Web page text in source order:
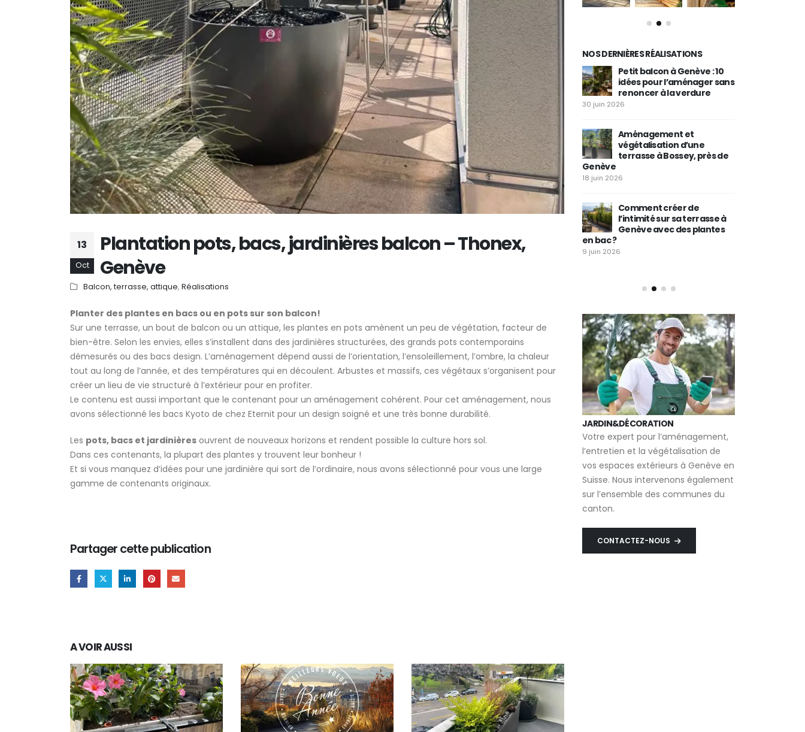
13
Oct
Plantation pots, bacs, jardinières balcon – Thonex,
Genève
Balcon, terrasse, attique, Réalisations
Planter des plantes en bacs ou en pots sur son balcon!
Sur une terrasse, un bout de balcon ou un attique, les plantes en pots amènent un peu de végétation, facteur de
bien-être. Selon les envies, elles s’installent dans des jardinières structurées, des grands pots contemporains
démesurés ou des bacs design. L’aménagement dépend aussi de l’orientation, l’ensoleillement, l’ombre, la chaleur
tout au long de l’année, et des températures qui en découlent. Arbustes et massifs, ces végétaux s’organisent pour
créer un lieu de vie structuré à l’extérieur pour en profiter.
Le contenu est aussi important que le contenant pour un aménagement cohérent. Pour cet aménagement, nous
avons sélectionné les bacs Kyoto de chez Eternit pour un design soigné et une très bonne durabilité.
Les pots, bacs et jardinières ouvrent de nouveaux horizons et rendent possible la culture hors sol.
Dans ces contenants, la plupart des plantes y trouvent leur bonheur !
Et si vous manquez d’idées pour une jardinière qui sort de l’ordinaire, nous avons sélectionné pour vous une large
gamme de contenants originaux.
Partager cette publication
A VOIR AUSSI
NOS DERNIÈRES RÉALISATIONS
Plantation d’un platane sur
tige à Jussy :
aménagement et
entretien de jardin à Genève
29 mai 2026
Comment aménager un
balcon ou une terrasse à
Genève pour en profiter
toute l’année ?
20 mai 2026
favoriser la biodiversité en
ville à Genève ?
14 mai 2026
Terrasse et petit balcon en
ville : comment optimiser
chaque mètre carré ?
25ème fête des plantes et
de la nature à Vétraz-
Monthoux: 09 et 10 Mai 2026
27 avril 2026
J&D conseils – Quelles
plantes choisir en bac pour
15 avril 2026
Arrosage du jardin à
Genève : les bons gestes en
période de sécheresse
4 août 2026
Balcon desséché après les
vacances : comment
sauver ses plantes à
Genève ?
24 juillet 2026
aux plantes
8 juillet 2026
Petit balcon à Genève : 10
idées pour l’aménager sans
renoncer à la verdure
30 juin 2026
Aménagement et
végétalisation d’une
terrasse à Bossey, près de
Genève
18 juin 2026
Comment créer de
l’intimité sur sa terrasse à
Genève avec des plantes
en bac ?
9 juin 2026
JARDIN&DÉCORATION
Votre expert pour l’aménagement,
l’entretien et la végétalisation de
vos espaces extérieurs à Genève en
Suisse. Nous intervenons également
sur l’ensemble des communes du
canton.
CONTACTEZ-NOUS